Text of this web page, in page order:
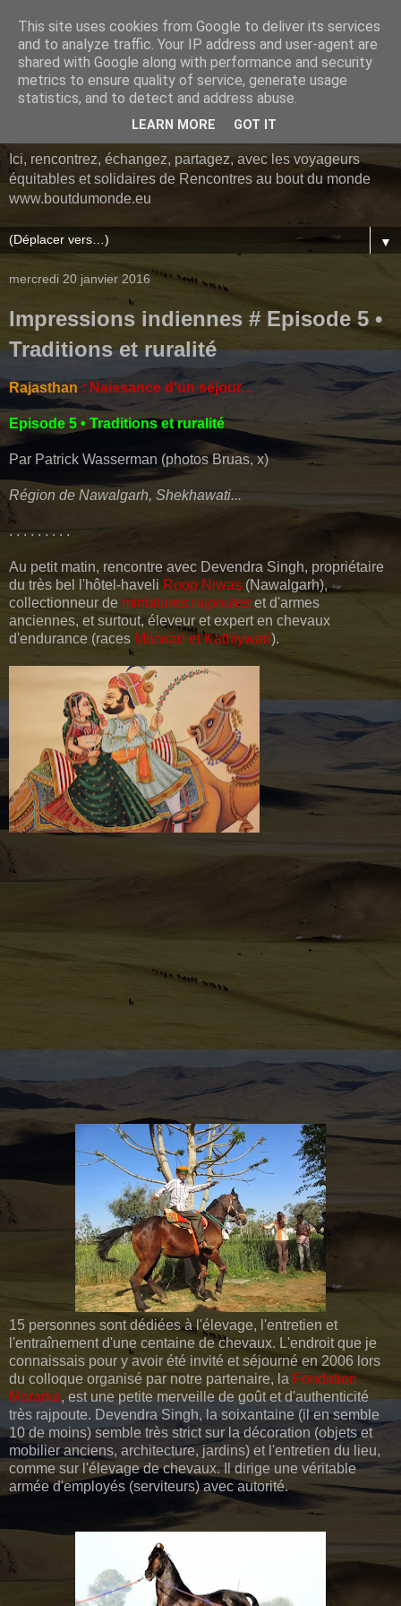
Le blog des voyageurs
de Rencontres au bout du
Ici, rencontrez, échangez, partagez, avec les voyageurs
équitables et solidaires de Rencontres au bout du monde
www.boutdumonde.eu
▼
mercredi 20 janvier 2016
Impressions indiennes # Episode 5 •
Traditions et ruralité
Rajasthan : Naissance d'un séjour...
Episode 5 • Traditions et ruralité
Par Patrick Wasserman (photos Bruas, x)
Région de Nawalgarh, Shekhawati...
. . . . . . . . .
Au petit matin, rencontre avec Devendra Singh, propriétaire
du très bel l'hôtel-haveli Roop Niwas (Nawalgarh),
collectionneur de miniatures rajpoutes et d'armes
anciennes, et surtout, éleveur et expert en chevaux
d'endurance (races Marwari et Kathiywari).
15 personnes sont dédiées à l'élevage, l'entretien et
l'entraînement d'une centaine de chevaux. L'endroit que je
connaissais pour y avoir été invité et séjourné en 2006 lors
du colloque organisé par notre partenaire, la Fondation
Morarka, est une petite merveille de goût et d'authenticité
très rajpoute. Devendra Singh, la soixantaine (il en semble
10 de moins) semble très strict sur la décoration (objets et
mobilier anciens, architecture, jardins) et l'entretien du lieu,
comme sur l'élevage de chevaux. Il dirige une véritable
armée d'employés (serviteurs) avec autorité.
This site uses cookies from Google to deliver its services
and to analyze traffic. Your IP address and user-agent are
shared with Google along with performance and security
metrics to ensure quality of service, generate usage
statistics, and to detect and address abuse.
LEARN MORE GOT IT